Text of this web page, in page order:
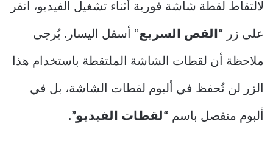
لالتقاط لقطة شاشة فورية أثناء تشغيل الفيديو، انقر
على زر “القص السريع” أسفل اليسار. يُرجى
ملاحظة أن لقطات الشاشة الملتقطة باستخدام هذا
الزر لن تُحفظ في ألبوم لقطات الشاشة، بل في
ألبوم منفصل باسم “لقطات الفيديو”.